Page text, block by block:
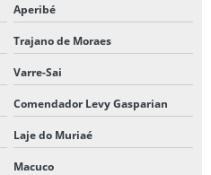
Aperibé
Trajano de Moraes
Varre-Sai
Comendador Levy Gasparian
Laje do Muriaé
Macuco